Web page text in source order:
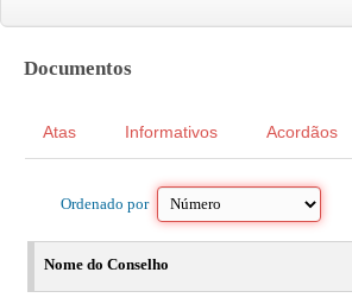
Documentos
Atas Informativos Acordãos
Ordenado por
Nome do Conselho